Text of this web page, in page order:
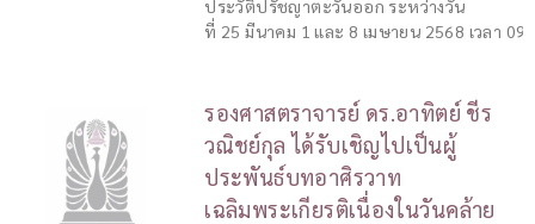
ประวัติปรัชญาตะวันออก ระหว่างวัน
ที่ 25 มีนาคม 1 และ 8 เมษายน 2568 เวลา
รองศาสตราจารย์ ดร.อาทิตย์ ชีร
วณิชย์กุล ได้รับเชิญไปเป็นผู้
ประพันธ์บทอาศิรวาท
เฉลิมพระเกียรติเนื่องในวันคล้าย